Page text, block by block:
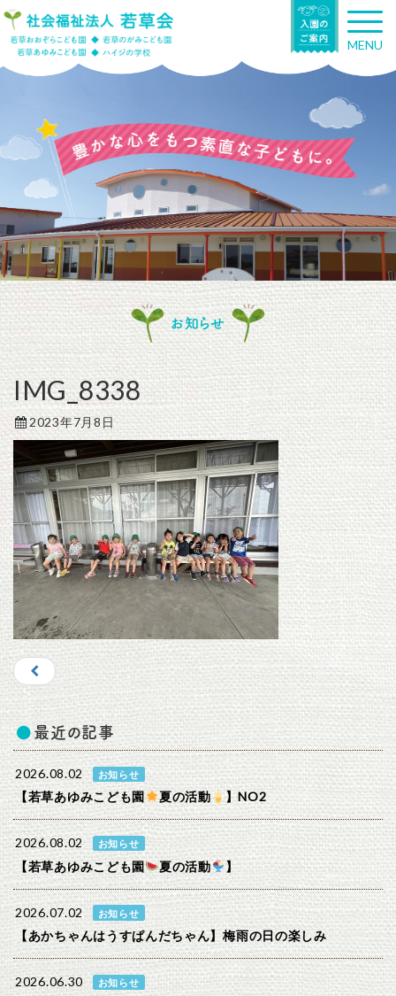
T
o
g
n
g
a
t
n
MENU
お知らせ
IMG_8338
2023年7月8日
最近の記事
2026.08.02 お知らせ
【若草あゆみこども園 夏の活動 】NO2
2026.08.02 お知らせ
【若草あゆみこども園 夏の活動 】
2026.07.02 お知らせ
【あかちゃんはうすぱんだちゃん】梅雨の日の楽しみ
2026.06.30 お知らせ